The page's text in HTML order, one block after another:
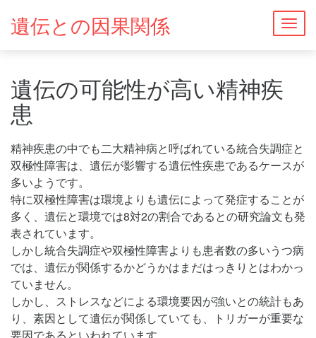
遺伝との因果関係
遺伝の可能性が高い精神疾
患
精神疾患の中でも二大精神病と呼ばれている統合失調症と
双極性障害は、遺伝が影響する遺伝性疾患であるケースが
多いようです。
特に双極性障害は環境よりも遺伝によって発症することが
多く、遺伝と環境では8対2の割合であるとの研究論文も発
表されています。
しかし統合失調症や双極性障害よりも患者数の多いうつ病
では、遺伝が関係するかどうかはまだはっきりとはわかっ
ていません。
しかし、ストレスなどによる環境要因が強いとの統計もあ
り、素因として遺伝が関係していても、トリガーが重要な